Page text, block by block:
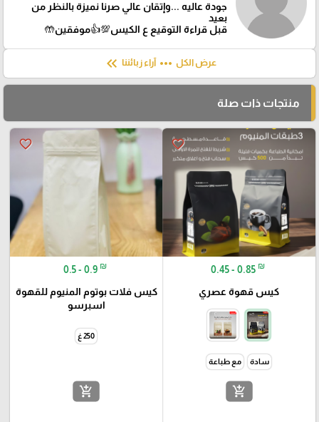
جودة عاليه ...وإتقان عالي صرنا نميزة بالنظر من
بعيد
قبل قراءة التوقيع ع الكيس💯👍موفقين🤲
عرض الكل more_horiz آراء زبائننا keyboard_double_arrow_left
منتجات ذات صلة
favorite_border
0.45 - 0.85 ₪
كيس قهوة عصري
سادة مع طباعة
add_shopping_cart
favorite_border
0.5 - 0.9 ₪
كيس فلات بوتوم المنيوم للقهوة
اسبرسو
250 غ
add_shopping_cart